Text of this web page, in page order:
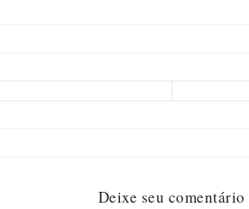
Deixe seu comentário